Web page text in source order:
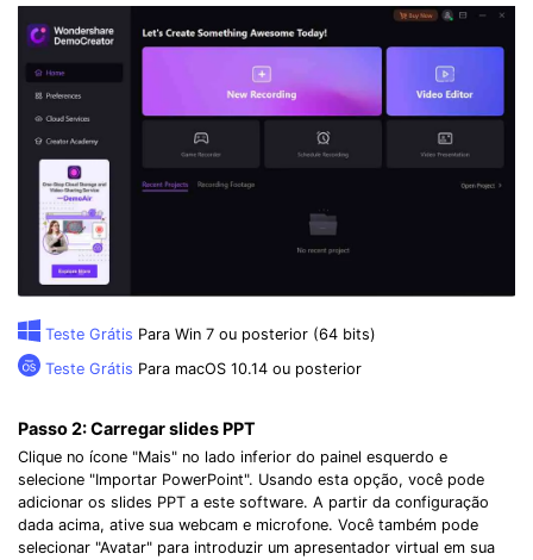
Teste Grátis Para Win 7 ou posterior (64 bits)
Teste Grátis Para macOS 10.14 ou posterior
Passo 2:Carregar slides PPT
Clique no ícone "Mais" no lado inferior do painel esquerdo e
selecione "Importar PowerPoint". Usando esta opção, você pode
adicionar os slides PPT a este software. A partir da configuração
dada acima, ative sua webcam e microfone. Você também pode
selecionar "Avatar" para introduzir um apresentador virtual em sua